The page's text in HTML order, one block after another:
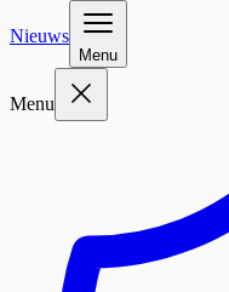
Nieuws
Menu
Menu